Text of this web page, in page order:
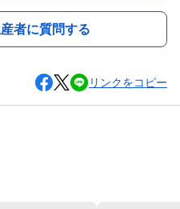
者に質問する
リンクをコピー